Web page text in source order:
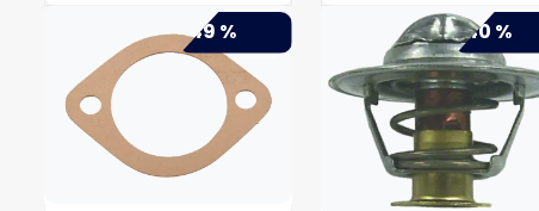
-49 % -40 %